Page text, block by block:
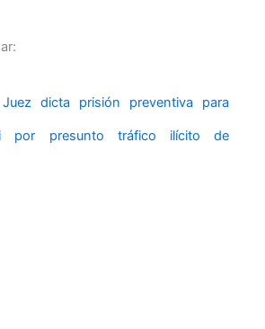
dicta prisión preventiva para
por presunto tráfico ilícito de